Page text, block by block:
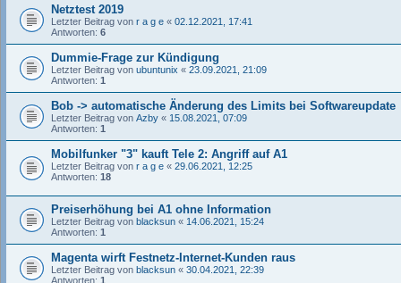
Netztest 2019
Letzter Beitrag von r a g e « 02.12.2021, 17:41
Antworten: 6
Dummie-Frage zur Kündigung
Letzter Beitrag von ubuntunix « 23.09.2021, 21:09
Antworten: 1
Bob -> automatische Änderung des Limits bei Softwareupdate
Letzter Beitrag von Azby « 15.08.2021, 07:09
Antworten: 1
Mobilfunker "3" kauft Tele 2: Angriff auf A1
Letzter Beitrag von r a g e « 29.06.2021, 12:25
Antworten: 18
Preiserhöhung bei A1 ohne Information
Letzter Beitrag von blacksun « 14.06.2021, 15:24
Antworten: 1
Magenta wirft Festnetz-Internet-Kunden raus
Letzter Beitrag von blacksun « 30.04.2021, 22:39
Antworten: 1